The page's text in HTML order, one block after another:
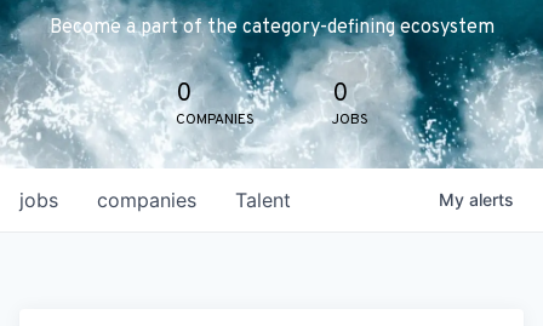
Become a part of the category-defining ecosystem
0
COMPANIES
0
JOBS
jobs companies Talent My alerts